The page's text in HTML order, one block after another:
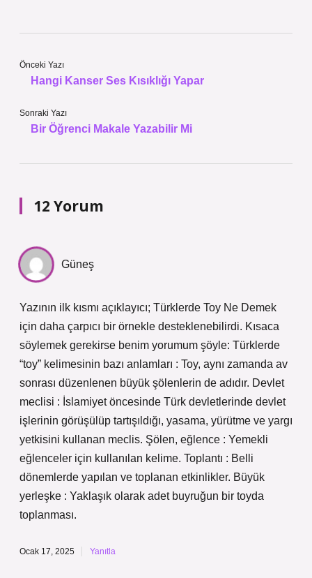
Önceki Yazı
Hangi Kanser Ses Kısıklığı Yapar
Sonraki Yazı
Bir Öğrenci Makale Yazabilir Mi
12 Yorum
Güneş
Yazının ilk kısmı açıklayıcı; Türklerde Toy Ne Demek
için daha çarpıcı bir örnekle desteklenebilirdi. Kısaca
söylemek gerekirse benim yorumum şöyle: Türklerde
“toy” kelimesinin bazı anlamları : Toy, aynı zamanda av
sonrası düzenlenen büyük şölenlerin de adıdır. Devlet
meclisi : İslamiyet öncesinde Türk devletlerinde devlet
işlerinin görüşülüp tartışıldığı, yasama, yürütme ve yargı
yetkisini kullanan meclis. Şölen, eğlence : Yemekli
eğlenceler için kullanılan kelime. Toplantı : Belli
dönemlerde yapılan ve toplanan etkinlikler. Büyük
yerleşke : Yaklaşık olarak adet buyruğun bir toyda
toplanması.
Ocak 17, 2025 Yanıtla